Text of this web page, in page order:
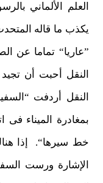
العلم الألماني
يكذب ما قاله
”عاريا“ تماما عن
النقل أحبت أن
النقل أردفت
بمغادرة الميناء فى
خط سيرها“. إذا
الإشارة ورست